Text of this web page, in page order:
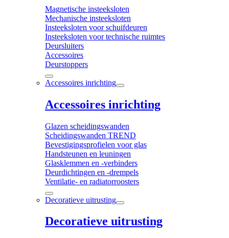
Magnetische insteeksloten
Mechanische insteeksloten
Insteeksloten voor schuifdeuren
Insteeksloten voor technische ruimtes
Deursluiters
Accessoires
Deurstoppers
Accessoires inrichting
Accessoires inrichting
Glazen scheidingswanden
Scheidingswanden TREND
Bevestigingsprofielen voor glas
Handsteunen en leuningen
Glasklemmen en -verbinders
Deurdichtingen en -drempels
Ventilatie- en radiatorroosters
Decoratieve uitrusting
Decoratieve uitrusting